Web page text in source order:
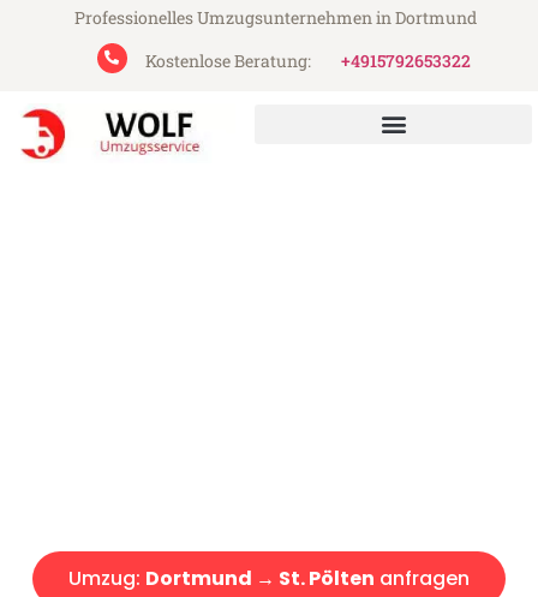
Professionelles Umzugsunternehmen in Dortmund
Kostenlose Beratung:
+4915792653322
Umzug: Dortmund → St. Pölten anfragen